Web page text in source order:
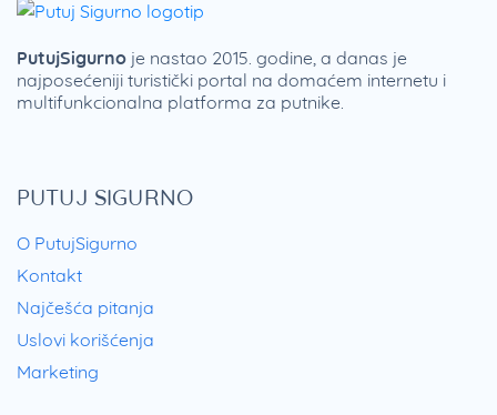
PUTUJ SIGURNO
O PutujSigurno
Kontakt
Najčešća pitanja
Uslovi korišćenja
Marketing
PutujSigurno je nastao 2015. godine, a danas je
najposećeniji turistički portal na domaćem internetu i
multifunkcionalna platforma za putnike.